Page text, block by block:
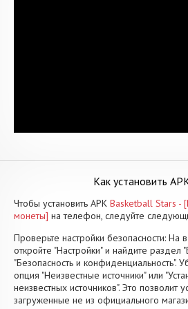
Как установить
Чтобы установить APK Basketball Stars -
монеты] на телефон, следуйте
Проверьте настройки безопасности: На
откройте "Настройки" и найдите раздел
"Безопасность и конфиденциальность".
опция "Неизвестные источники" или
неизвестных источников". Это позволит
загруженные не из официального